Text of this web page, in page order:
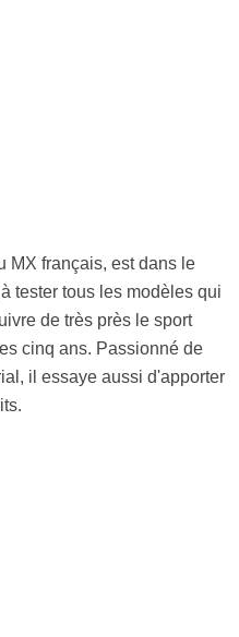
MX français, est dans le
tester tous les modèles qui
de très près le sport
cinq ans. Passionné de
il essaye aussi d'apporter